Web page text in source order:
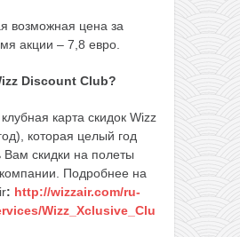
возможная цена за
акции – 7,8 евро.
Discount Club?
карта скидок Wizz
которая целый год
Вам скидки на полеты
Подробнее на
: http://wizzair.com/ru-
Wizz_Xclusive_Clu